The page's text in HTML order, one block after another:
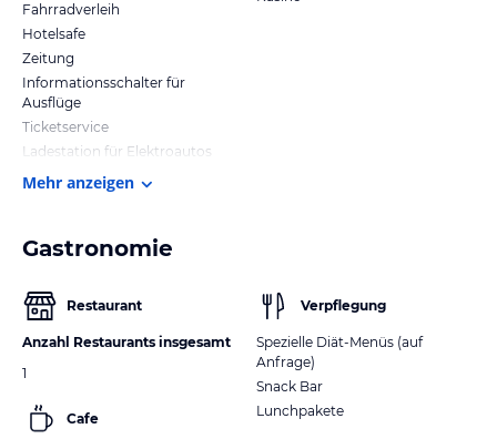
Fahrradverleih
Hotelsafe
Zeitung
Informationsschalter für
Ausflüge
Ticketservice
Ladestation für Elektroautos
Mehr anzeigen
Gastronomie
Restaurant
Anzahl Restaurants insgesamt
1
Cafe
Verpflegung
Spezielle Diät-Menüs (auf
Anfrage)
Snack Bar
Lunchpakete